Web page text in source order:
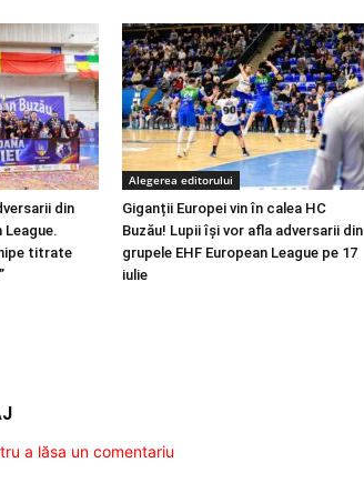
din
League.
titrate
Alegerea editorului
Giganții Europei vin în calea HC
Buzău! Lupii își vor afla adversarii din
grupele EHF European League pe 17
iulie
a lăsa un comentariu